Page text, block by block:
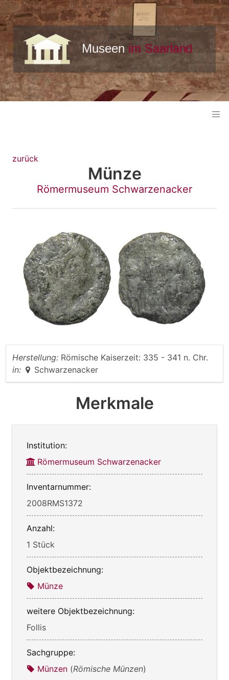
zurück
Münze
Römermuseum Schwarzenacker
Herstellung: Römische Kaiserzeit: 335 - 341 n. Chr.
in:
Schwarzenacker
Merkmale
Institution:
Römermuseum Schwarzenacker
Inventarnummer:
2008RMS1372
Anzahl:
1 Stück
Objektbezeichnung:
Münze
weitere Objektbezeichnung:
Follis
Sachgruppe:
Münzen (Römische Münzen)